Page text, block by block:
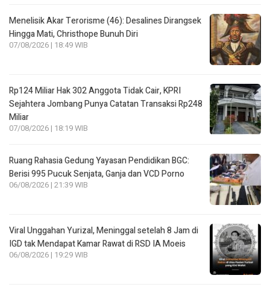
Menelisik Akar Terorisme (46): Desalines Dirangsek
Hingga Mati, Christhope Bunuh Diri
07/08/2026 | 18:49 WIB
Rp124 Miliar Hak 302 Anggota Tidak Cair, KPRI
Sejahtera Jombang Punya Catatan Transaksi Rp248
Miliar
07/08/2026 | 18:19 WIB
Ruang Rahasia Gedung Yayasan Pendidikan BGC:
Berisi 995 Pucuk Senjata, Ganja dan VCD Porno
06/08/2026 | 21:39 WIB
Viral Unggahan Yurizal, Meninggal setelah 8 Jam di
IGD tak Mendapat Kamar Rawat di RSD IA Moeis
06/08/2026 | 19:29 WIB